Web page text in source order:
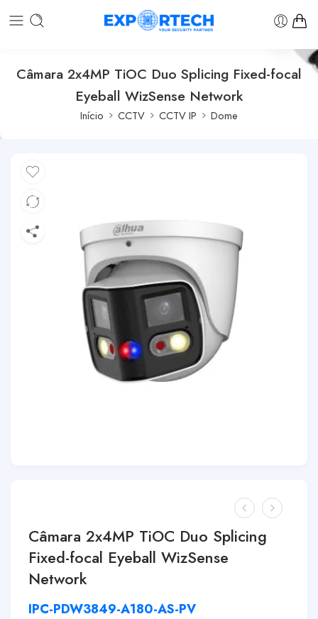
Câmara 2x4MP TiOC Duo Splicing Fixed-focal
Eyeball WizSense Network
Início CCTV CCTV IP Dome
Câmara 2x4MP TiOC Duo Splicing
Fixed-focal Eyeball WizSense
Network
IPC-PDW3849-A180-AS-PV